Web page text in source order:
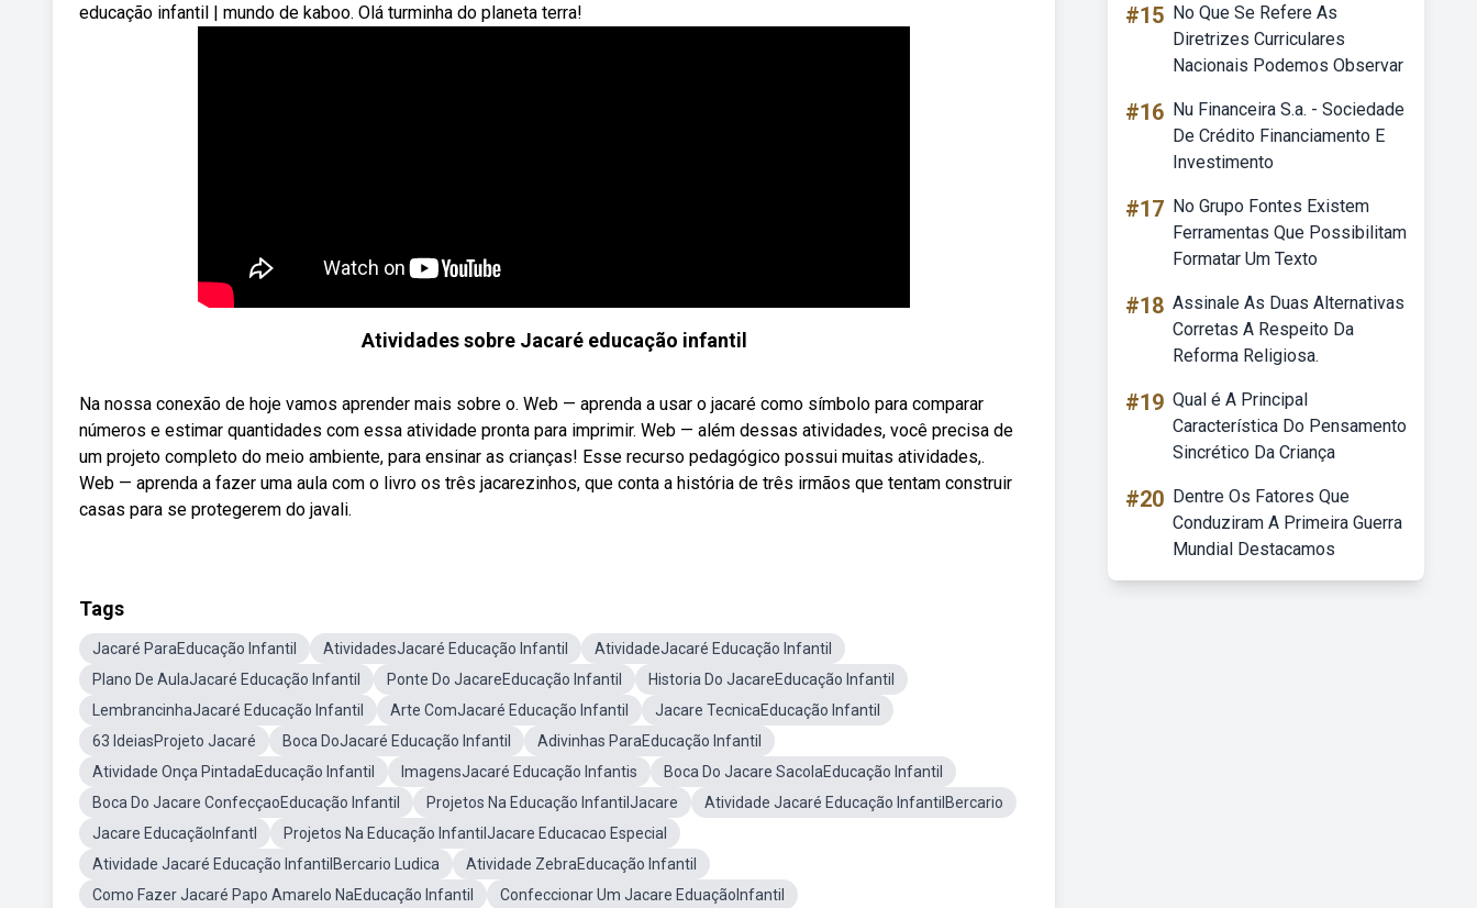
educação infantil | mundo de kaboo. Olá turminha do planeta terra!
Atividades sobre Jacaré educação infantil
Na nossa conexão de hoje vamos aprender mais sobre o. Web — aprenda a usar o jacaré como símbolo para comparar
números e estimar quantidades com essa atividade pronta para imprimir. Web — além dessas atividades, você precisa de
um projeto completo do meio ambiente, para ensinar as crianças! Esse recurso pedagógico possui muitas atividades,.
Web — aprenda a fazer uma aula com o livro os três jacarezinhos, que conta a história de três irmãos que tentam construir
casas para se protegerem do javali.
Tags
Jacaré ParaEducação Infantil AtividadesJacaré Educação Infantil
AtividadeJacaré Educação Infantil
Plano De AulaJacaré Educação Infantil
Ponte Do JacareEducação Infantil
Historia Do JacareEducação Infantil
LembrancinhaJacaré Educação Infantil
Arte ComJacaré Educação Infantil
Jacare TecnicaEducação Infantil
63 IdeiasProjeto Jacaré
Boca DoJacaré Educação Infantil
Adivinhas ParaEducação Infantil
Atividade Onça PintadaEducação Infantil
ImagensJacaré Educação Infantis
Boca Do Jacare SacolaEducação Infantil
Boca Do Jacare ConfecçaoEducação Infantil
Projetos Na Educação InfantilJacare
Atividade Jacaré Educação InfantilBercario
Jacare EducaçãoInfantl
Projetos Na Educação InfantilJacare Educacao Especial
Atividade Jacaré Educação InfantilBercario Ludica
Atividade ZebraEducação Infantil
Como Fazer Jacaré Papo Amarelo NaEducação Infantil
Confeccionar Um Jacare EduaçãoInfantil
#15 No Que Se Refere As
Diretrizes Curriculares
Nacionais Podemos Observar
#16 Nu Financeira S.a. - Sociedade
De Crédito Financiamento E
Investimento
#17 No Grupo Fontes Existem
Ferramentas Que Possibilitam
Formatar Um Texto
#18 Assinale As Duas Alternativas
Corretas A Respeito Da
Reforma Religiosa.
#19 Qual é A Principal
Característica Do Pensamento
Sincrético Da Criança
#20 Dentre Os Fatores Que
Conduziram A Primeira Guerra
Mundial Destacamos